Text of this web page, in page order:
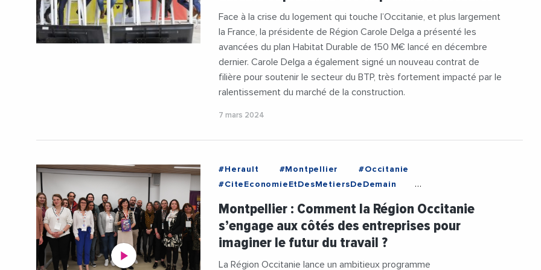
Face à la crise du logement qui touche l’Occitanie, et plus largement
la France, la présidente de Région Carole Delga a présenté les
avancées du plan Habitat Durable de 150 M€ lancé en décembre
dernier. Carole Delga a également signé un nouveau contrat de
filière pour soutenir le secteur du BTP, très fortement impacté par le
ralentissement du marché de la construction.
7 mars 2024
#Herault #Montpellier
#Occitanie
#CiteEconomieEtDesMetiersDeDemain
#Travail
#Videos
Montpellier : Comment la Région Occitanie
s’engage aux côtés des entreprises pour
imaginer le futur du travail ?
La Région Occitanie lance un ambitieux programme